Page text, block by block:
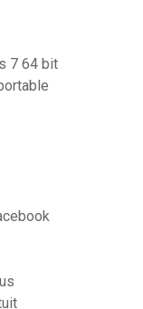
7 64 bit